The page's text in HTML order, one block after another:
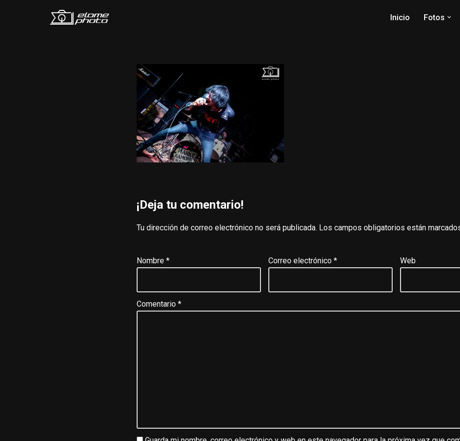
Inicio Fotos
¡Deja tu comentario!
Tu dirección de correo electrónico no será publicada. Los campos obligatorios están
Nombre * Correo electrónico * Web
Comentario *